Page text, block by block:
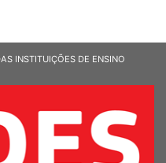
INSTITUIÇÕES DE ENSINO